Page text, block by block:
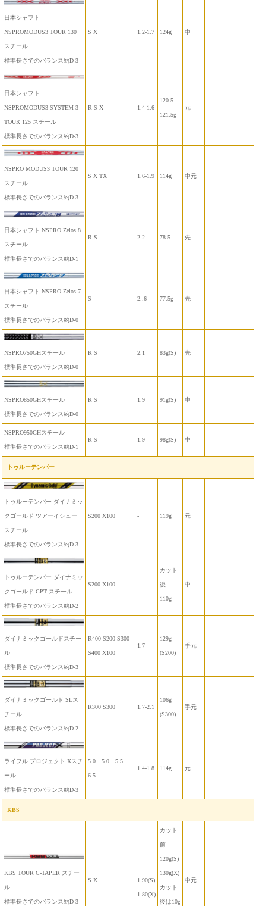
日本シャフト
NSPROMODUS3 TOUR 130
スチール
標準長さでのバランス約D-3
S X 1.2-1.7 124g 中
日本シャフト
NSPROMODUS3 SYSTEM 3
TOUR 125 スチール
標準長さでのバランス約D-3
R S X 1.4-1.6
120.5-
121.5g
元
NSPRO MODUS3 TOUR 120
スチール
標準長さでのバランス約D-3
S X TX 1.6-1.9 114g 中元
日本シャフト NSPRO Zelos 8
スチール
標準長さでのバランス約D-1
R S 2.2 78.5 先
日本シャフト NSPRO Zelos 7
スチール
標準長さでのバランス約D-0
S 2..6 77.5g 先
NSPRO750GHスチール
標準長さでのバランス約D-0
R S 2.1 83g(S) 先
NSPRO850GHスチール
標準長さでのバランス約D-0
R S 1.9 91g(S) 中
NSPRO950GHスチール
標準長さでのバランス約D-1
R S 1.9 98g(S) 中
トゥルーテンパー
トゥルーテンパー ダイナミッ
クゴールド ツアーイシュー
スチール
標準長さでのバランス約D-3
S200 X100 - 119g 元
トゥルーテンパー ダイナミッ
クゴールド CPT スチール
標準長さでのバランス約D-2
S200 X100 -
カット
後
110g
中
ダイナミックゴールドスチー
ル
標準長さでのバランス約D-3
R400 S200 S300
S400 X100
1.7
129g
(S200)
手元
ダイナミックゴールド SLス
チール
標準長さでのバランス約D-2
R300 S300 1.7-2.1
106g
(S300)
手元
ライフル プロジェクト Xスチ
ール
標準長さでのバランス約D-3
5.0 5.0 5.5
6.5
1.4-1.8 114g 元
KBS
KBS TOUR C-TAPER スチー
ル
標準長さでのバランス約D-3
S X 1.90(S)
1.80(X)
カット
前
120g(S)
130g(X)
カット
後は10g
中元